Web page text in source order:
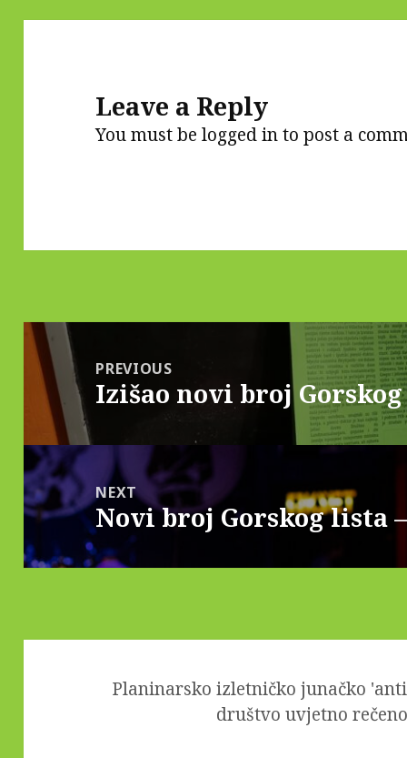
Leave a Reply
You must belogged into post a
Post
navigationPREVIOUS
Previous
Izišao novi broj
NEXT
Next
post:
Novi broj Gorskog lista
Planinarsko izletničko junačko
društvo uvjetno